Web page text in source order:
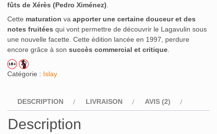
fûts de Xérès (Pedro Ximénez)
Cette maturation va apporter une certaine douceur et des
notes fruitées qui vont permettre de découvrir le Lagavulin sous
une nouvelle facette. Cette édition lancée en 1997, perdure
encore grâce à son succès commercial et critique
Catégorie : Islay
DESCRIPTION LIVRAISON AVIS (2)
Description